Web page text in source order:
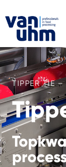
TIPPER TIE –